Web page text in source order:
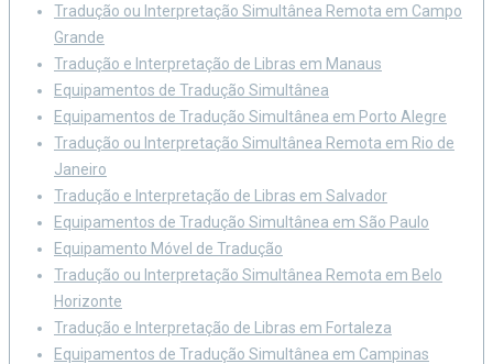
Tradução ou Interpretação Simultânea Remota em Campo
Grande
Tradução e Interpretação de Libras em Manaus
Equipamentos de Tradução Simultânea
Equipamentos de Tradução Simultânea em Porto Alegre
Tradução ou Interpretação Simultânea Remota em Rio de
Janeiro
Tradução e Interpretação de Libras em Salvador
Equipamentos de Tradução Simultânea em São Paulo
Equipamento Móvel de Tradução
Tradução ou Interpretação Simultânea Remota em Belo
Horizonte
Tradução e Interpretação de Libras em Fortaleza
Equipamentos de Tradução Simultânea em Campinas